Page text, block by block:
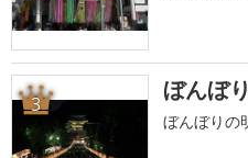
3 ぼんぼ
ぼんぼりの